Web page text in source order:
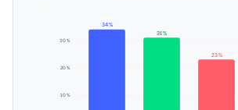
10 %
20 %
30 %
34 %
31 %
23 %